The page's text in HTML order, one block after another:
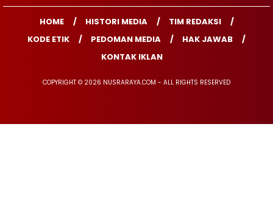
HOME HISTORI MEDIA
TIM REDAKSI
KODE ETIK
PEDOMAN MEDIA
HAK JAWAB
KONTAK IKLAN
COPYRIGHT © 2026 NUSRARAYA.COM - ALL RIGHTS RESERVED